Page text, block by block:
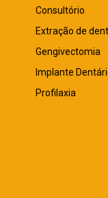
Consultório
Extração de
Gengivectomia
Implante
Profilaxia